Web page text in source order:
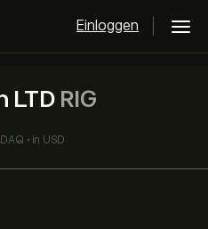
Einloggen
LTD RIG
• in USD